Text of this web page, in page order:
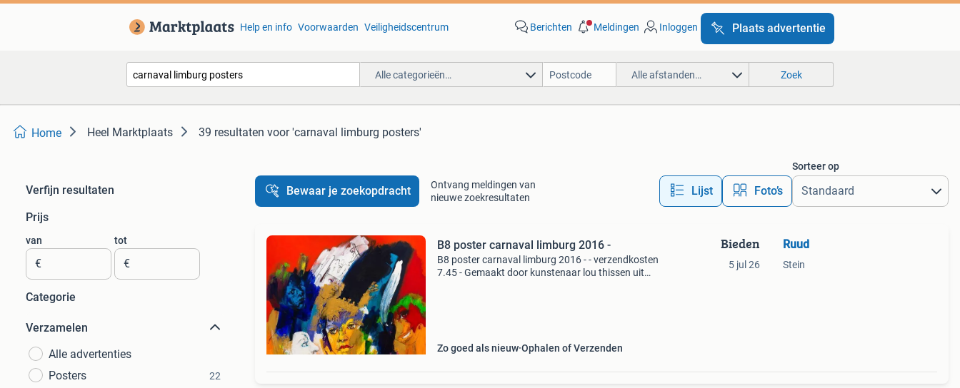
Help en info Voorwaarden Veiligheidscentrum Berichten Meldingen Inloggen Plaats advertentie
Alle categorieën… Alle afstanden… Zoek
Home Heel Marktplaats 39 resultaten voor 'carnaval limburg posters'
Verfijn resultaten
Prijs
van
€
tot
€
Categorie
Verzamelen
Alle advertenties
Posters
22
Bewaar je zoekopdracht
Ontvang meldingen van
nieuwe zoekresultaten
Lijst Foto’s
Sorteer op
B8 poster carnaval limburg 2016 -
B8 poster carnaval limburg 2016 - - verzendkosten
7.45 - Gemaakt door kunstenaar lou thissen uit
Zo goed als nieuw Ophalen of Verzenden
Bieden
5 jul 26
Ruud
Stein